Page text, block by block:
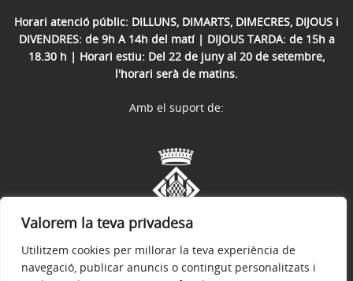
Valorem la teva privadesa
Utilitzem cookies per millorar la teva experiència de
navegació, publicar anuncis o contingut personalitzats i
Horari atenció públic: DILLUNS, DIMARTS, DIMECRES, DIJOUS i
DIVENDRES: de 9h A 14h del matí | DIJOUS TARDA: de 15h a
18.30 h | Horari estiu: Del 22 de juny al 20 de setembre,
l'horari serà de matins.
Amb el suport de: